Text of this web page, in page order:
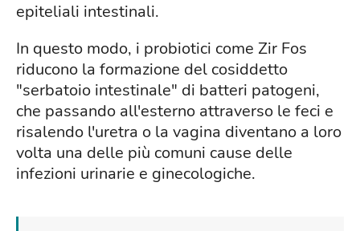
epiteliali intestinali.
In questo modo, i probiotici come Zir Fos
riducono la formazione del cosiddetto
"serbatoio intestinale" di batteri patogeni,
che passando all'esterno attraverso le feci e
risalendo l'uretra o la vagina diventano a loro
volta una delle più comuni cause delle
infezioni urinarie e ginecologiche.